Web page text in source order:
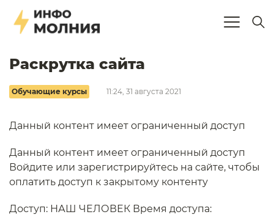
Раскрутка сайта
Обучающие курсы 11:24, 31 августа 2021
Данный контент имеет ограниченный доступ
Данный контент имеет ограниченный доступ
Войдите или зарегистрируйтесь на сайте, чтобы
оплатить доступ к закрытому контенту
Доступ: НАШ ЧЕЛОВЕК Время доступа: